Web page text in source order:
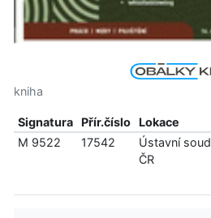
kniha
Signatura Přír.číslo Lokace
M 9522
17542
Ústavní soud
ČR